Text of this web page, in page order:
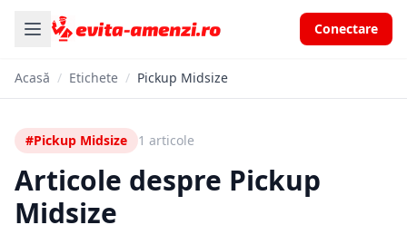
Conectare
Acasă / Etichete / Pickup Midsize
#Pickup Midsize 1 articole
Articole despre Pickup
Midsize